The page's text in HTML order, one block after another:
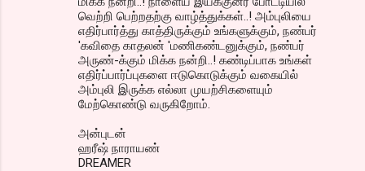
வெற்றி பெற்றதற்கு வாழ்த்துக்கள்..! அம்புலியை
எதிர்பார்த்து காத்திருக்கும் உங்களுக்கும், நண்பர்
'கவிதை காதலன் 'மணிகண்டனுக்கும், நண்பர்
அருண்-க்கும் மிக்க நன்றி..! கண்டிப்பாக உங்கள்
எதிர்ப்பார்ப்புகளை ஈடுகொடுக்கும் வகையில்
அம்புலி இருக்க எல்லா முயற்சிகளையும்
மேற்கொண்டு வருகிறோம்.
அன்புடன்
ஹரீஷ் நாராயண்
DREAMER